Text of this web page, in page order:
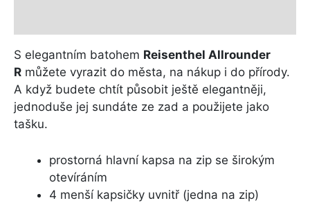
S elegantním batohem Reisenthel Allrounder
R můžete vyrazit do města, na nákup i do přírody.
A když budete chtít působit ještě elegantněji,
jednoduše jej sundáte ze zad a použijete jako
tašku.
prostorná hlavní kapsa na zip se širokým
otevíráním
4 menší kapsičky uvnitř (jedna na zip)